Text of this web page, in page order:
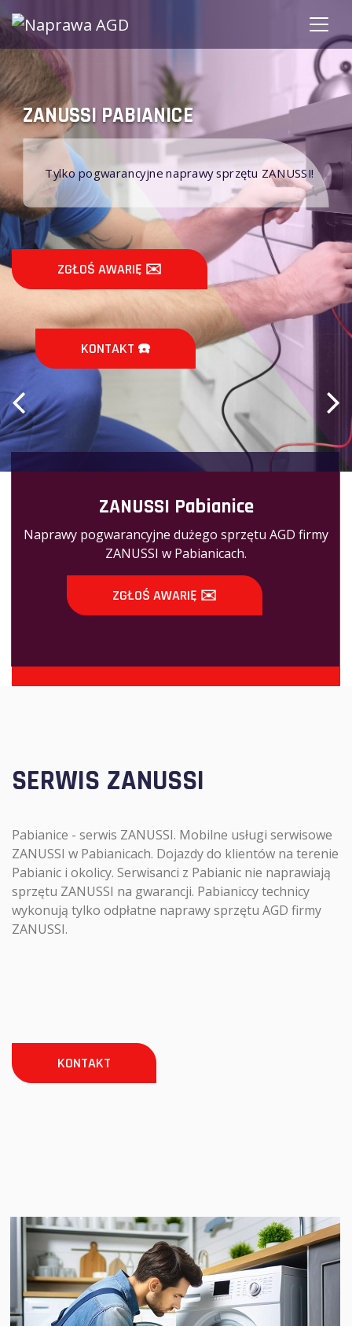
ZANUSSI PABIANICE
Tylko pogwarancyjne naprawy sprzętu ZANUSSI!
ZGŁOŚ AWARIĘ ✉️
KONTAKT ☎️
ZANUSSI Pabianice
Naprawy pogwarancyjne dużego sprzętu AGD firmy
ZANUSSI w Pabianicach.
ZGŁOŚ AWARIĘ ✉️
SERWIS ZANUSSI
Pabianice - serwis ZANUSSI. Mobilne usługi serwisowe
ZANUSSI w Pabianicach. Dojazdy do klientów na terenie
Pabianic i okolicy. Serwisanci z Pabianic nie naprawiają
sprzętu ZANUSSI na gwarancji. Pabianiccy technicy
wykonują tylko odpłatne naprawy sprzętu AGD firmy
ZANUSSI.
KONTAKT